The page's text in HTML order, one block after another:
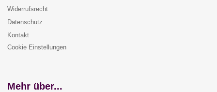
Widerrufsrecht
Datenschutz
Kontakt
Cookie Einstellungen
Mehr über...